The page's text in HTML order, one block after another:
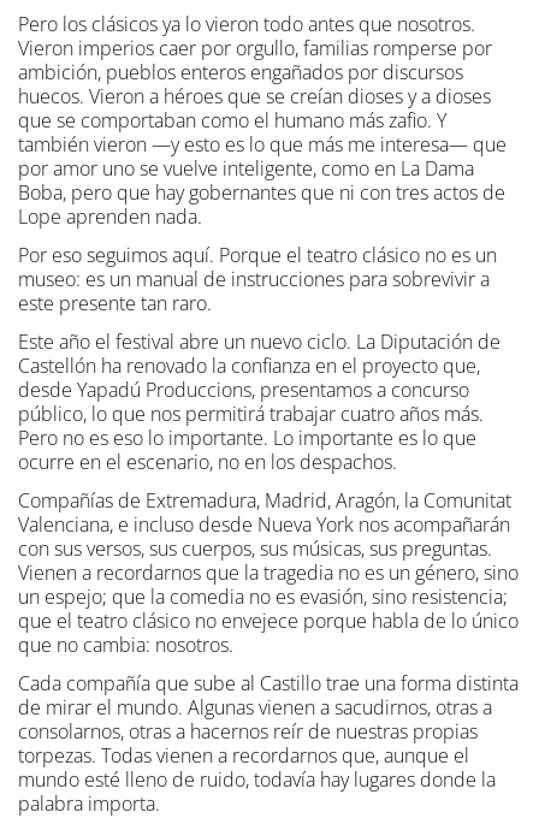
Pero los clásicos ya lo vieron todo antes que nosotros.
Vieron imperios caer por orgullo, familias romperse por
ambición, pueblos enteros engañados por discursos
huecos. Vieron a héroes que se creían dioses y a dioses
que se comportaban como el humano más zafio. Y
también vieron —y esto es lo que más me interesa— que
por amor uno se vuelve inteligente, como en La Dama
Boba, pero que hay gobernantes que ni con tres actos de
Lope aprenden nada.
Por eso seguimos aquí. Porque el teatro clásico no es un
museo: es un manual de instrucciones para sobrevivir a
este presente tan raro.
Este año el festival abre un nuevo ciclo. La Diputación de
Castellón ha renovado la confianza en el proyecto que,
desde Yapadú Produccions, presentamos a concurso
público, lo que nos permitirá trabajar cuatro años más.
Pero no es eso lo importante. Lo importante es lo que
ocurre en el escenario, no en los despachos.
Compañías de Extremadura, Madrid, Aragón, la Comunitat
Valenciana, e incluso desde Nueva York nos acompañarán
con sus versos, sus cuerpos, sus músicas, sus preguntas.
Vienen a recordarnos que la tragedia no es un género, sino
un espejo; que la comedia no es evasión, sino resistencia;
que el teatro clásico no envejece porque habla de lo único
que no cambia: nosotros.
Cada compañía que sube al Castillo trae una forma distinta
de mirar el mundo. Algunas vienen a sacudirnos, otras a
consolarnos, otras a hacernos reír de nuestras propias
torpezas. Todas vienen a recordarnos que, aunque el
mundo esté lleno de ruido, todavía hay lugares donde la
palabra importa.